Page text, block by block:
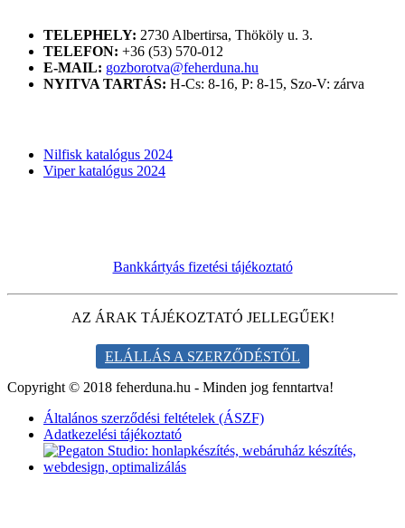
TELEPHELY: 2730 Albertirsa, Thököly u. 3.
TELEFON: +36 (53) 570-012
E-MAIL: gozborotva@feherduna.hu
NYITVA TARTÁS: H-Cs: 8-16, P: 8-15, Szo-V: zárva
Nilfisk katalógus 2024
Viper katalógus 2024
Bankkártyás fizetési tájékoztató
AZ ÁRAK TÁJÉKOZTATÓ JELLEGŰEK!
ELÁLLÁS A SZERZŐDÉSTŐL
Copyright © 2018 feherduna.hu - Minden jog fenntartva!
Általános szerződési feltételek (ÁSZF)
Adatkezelési tájékoztató